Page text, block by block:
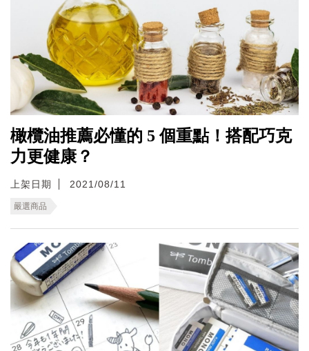
橄欖油推薦必懂的 5 個重點！搭配巧克
力更健康？
上架日期 2021/08/11
嚴選商品